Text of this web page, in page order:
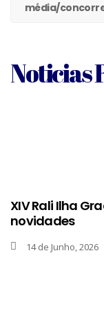
média/
Noticias
XIV Rali Ilha
novidades
14 de Junho, 2026